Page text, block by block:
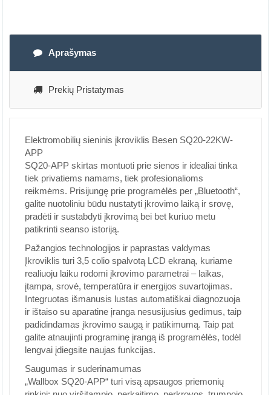
Aprašymas
Prekių Pristatymas
Elektromobilių sieninis įkroviklis Besen SQ20-22KW-
APP
SQ20-APP skirtas montuoti prie sienos ir idealiai tinka
tiek privatiems namams, tiek profesionalioms
reikmėms. Prisijungę prie programėlės per „Bluetooth“,
galite nuotoliniu būdu nustatyti įkrovimo laiką ir srovę,
pradėti ir sustabdyti įkrovimą bei bet kuriuo metu
patikrinti seanso istoriją.
Pažangios technologijos ir paprastas valdymas
Įkroviklis turi 3,5 colio spalvotą LCD ekraną, kuriame
realiuoju laiku rodomi įkrovimo parametrai – laikas,
įtampa, srovė, temperatūra ir energijos suvartojimas.
Integruotas išmanusis lustas automatiškai diagnozuoja
ir ištaiso su aparatine įranga nesusijusius gedimus, taip
padidindamas įkrovimo saugą ir patikimumą. Taip pat
galite atnaujinti programinę įrangą iš programėlės, todėl
lengvai įdiegsite naujas funkcijas.
Saugumas ir suderinamumas
„Wallbox SQ20-APP“ turi visą apsaugos priemonių